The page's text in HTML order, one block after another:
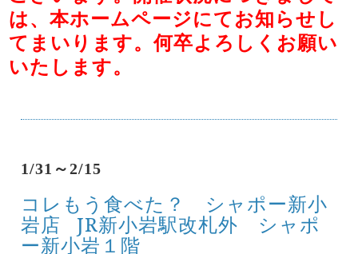
は、本ホームページにてお知らせし
てまいります。何卒よろしくお願い
いたします。
1/31～2/15
コレもう食べた？ シャポー新小
岩店 JR新小岩駅改札外 シャポ
ー新小岩１階